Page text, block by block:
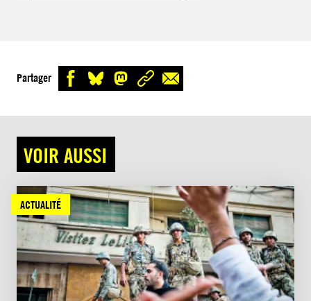
Partager
VOIR AUSSI
ACTUALITÉ